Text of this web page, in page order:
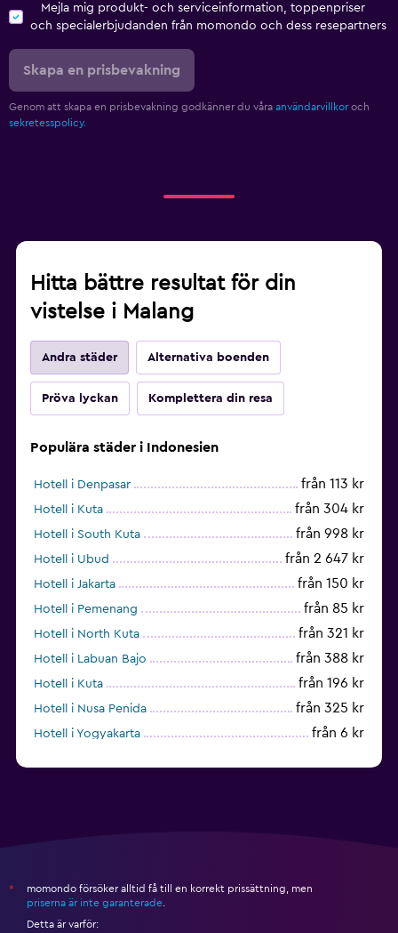
Mejla mig produkt- och serviceinformation, toppenpriser
och specialerbjudanden från momondo och dess resepartners
Skapa en prisbevakning
Genom att skapa en prisbevakning godkänner du våra användarvillkor och
sekretesspolicy.
Hitta bättre resultat för din
vistelse i Malang
Andra städer Alternativa boenden
Pröva lyckan Komplettera din resa
Populära städer i Indonesien
Hotell i Denpasar från 113 kr
Hotell i Kuta från 304 kr
Hotell i South Kuta från 998 kr
Hotell i Ubud från 2 647 kr
Hotell i Jakarta från 150 kr
Hotell i Pemenang från 85 kr
Hotell i North Kuta från 321 kr
Hotell i Labuan Bajo från 388 kr
Hotell i Kuta från 196 kr
Hotell i Nusa Penida från 325 kr
Hotell i Yogyakarta från 6 kr
*
momondo försöker alltid få till en korrekt prissättning, men
priserna är inte garanterade
Detta är varför: